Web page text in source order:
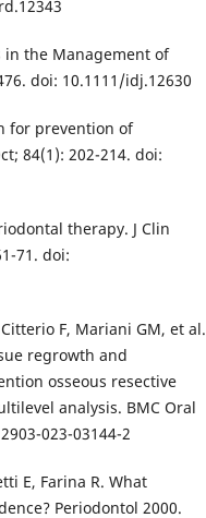
in the Management of
doi: 10.1111/idj.12630
for prevention of
84(1): 202-214. doi:
therapy. J Clin
71. doi:
F, Mariani GM, et al.
regrowth and
osseous resective
analysis. BMC Oral
023-03144-2
E, Farina R. What
Periodontol 2000.